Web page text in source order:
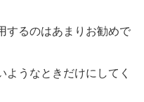
するのはあまりお勧めで
ようなときだけにしてく